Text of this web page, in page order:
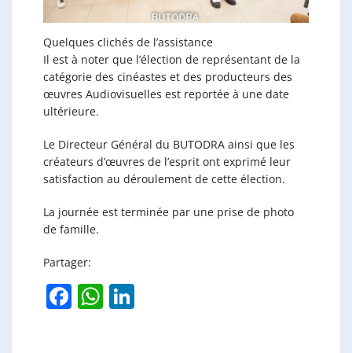
Quelques clichés de l’assistance
Il est à noter que l’élection de représentant de la
catégorie des cinéastes et des producteurs des
œuvres Audiovisuelles est reportée à une date
ultérieure.
Le Directeur Général du BUTODRA ainsi que les
créateurs d’œuvres de l’esprit ont exprimé leur
satisfaction au déroulement de cette élection.
La journée est terminée par une prise de photo
de famille.
Partager:
F W